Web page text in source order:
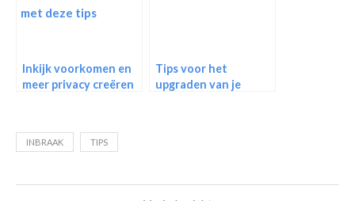
Inkijk voorkomen en
meer privacy creëren
Tips voor het
upgraden van je
INBRAAK TIPS